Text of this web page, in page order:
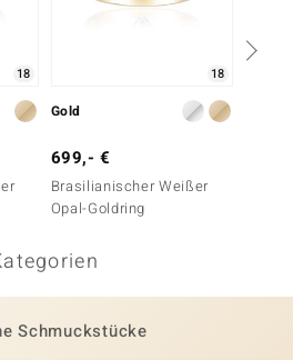
18 18
Gold
699,- €
Brasilianischer Weißer
Opal-Goldring
Schmuckstücke